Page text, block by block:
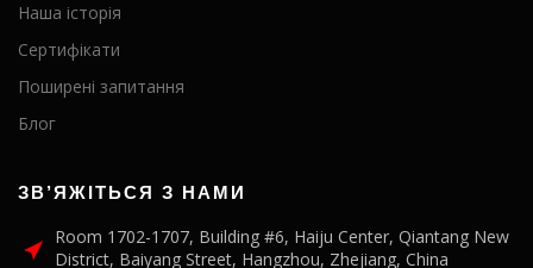
Наша історія
Сертифікати
Поширені запитання
Блог
ЗВ’ЯЖІТЬСЯ З НАМИ
Room 1702-1707, Building #6, Haiju Center, Qiantang New
District, Baiyang Street, Hangzhou, Zhejiang, China